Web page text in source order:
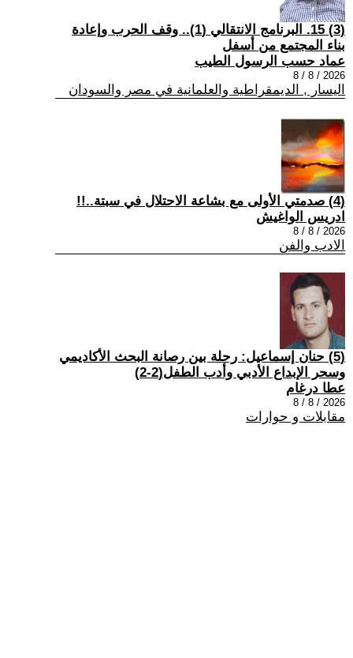
(3) 15. البرنامج الانتقالي (1).. وقف الحرب وإعادة
بناء المجتمع من أسفل
عماد حسب الرسول الطيب
2026 / 8 / 8
اليسار , الديمقراطية والعلمانية في مصر والسودان
(4) صدمتي الأولى مع بشاعة الاحتلال في سبتة..!!
ادريس الواغيش
2026 / 8 / 8
الادب والفن
(5) حنان إسماعيل: رحلة بين رصانة البحث الأكاديمي
وسحر الإبداع الأدبي وأدب الطفل(2-2)
عطا درغام
2026 / 8 / 8
مقابلات و حوارات